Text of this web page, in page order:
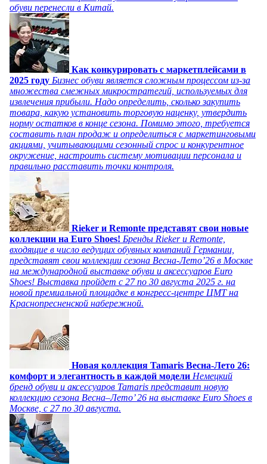
обуви перенесли в Китай.
Как конкурировать с маркетплейсами в
2025 году Бизнес обуви является сложным процессом из-за
множества смежных микростратегий, используемых для
извлечения прибыли. Надо определить, сколько закупить
товара, какую установить торговую наценку, утвердить
норму остатков в конце сезона. Помимо этого, требуется
составить план продаж и определиться с маркетинговыми
акциями, учитывающими сезонный спрос и конкурентное
окружение, настроить систему мотивации персонала и
правильно расставить точки контроля.
Rieker и Remonte представят свои новые
коллекции на Euro Shoes! Бренды Rieker и Remonte,
входящие в число ведущих обувных компаний Германии,
представят свои коллекции сезона Весна-Лето’26 в Москве
на международной выставке обуви и аксессуаров Euro
Shoes! Выставка пройдет c 27 по 30 августа 2025 г. на
новой премиальной площадке в конгресс-центре ЦМТ на
Краснопресненской набережной.
Новая коллекция Tamaris Весна-Лето 26:
комфорт и элегантность в каждой модели Немецкий
бренд обуви и аксессуаров Tamaris представит новую
коллекцию сезона Весна–Лето’ 26 на выставке Euro Shoes в
Москве, с 27 по 30 августа.